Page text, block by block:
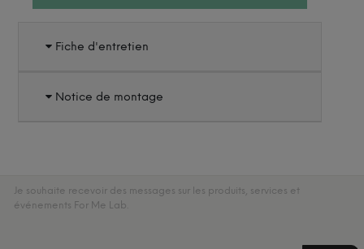
Fiche d'entretien
Notice de montage
Je souhaite recevoir des messages sur les produits, services et
événements For Me Lab.